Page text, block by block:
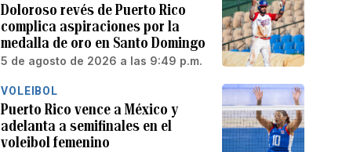
Doloroso revés de Puerto Rico
complica aspiraciones por la
medalla de oro en Santo Domingo
5 de agosto de 2026 a las 9:49 p.m.
VOLEIBOL
Puerto Rico vence a México y
adelanta a semifinales en el
voleibol femenino